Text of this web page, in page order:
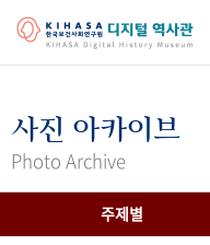
걸어온 길 기관 변천사
사진 아카이브
Photo Archive
주제별